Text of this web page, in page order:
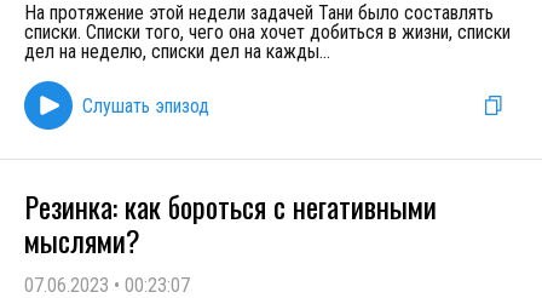
На протяжение этой недели задачей Тани было составлять
списки. Списки того, чего она хочет добиться в жизни, списки
дел на неделю, списки дел на кажды...
Слушать эпизод
Резинка: как бороться с негативными
мыслями?
07.06.2023 • 00:23:07